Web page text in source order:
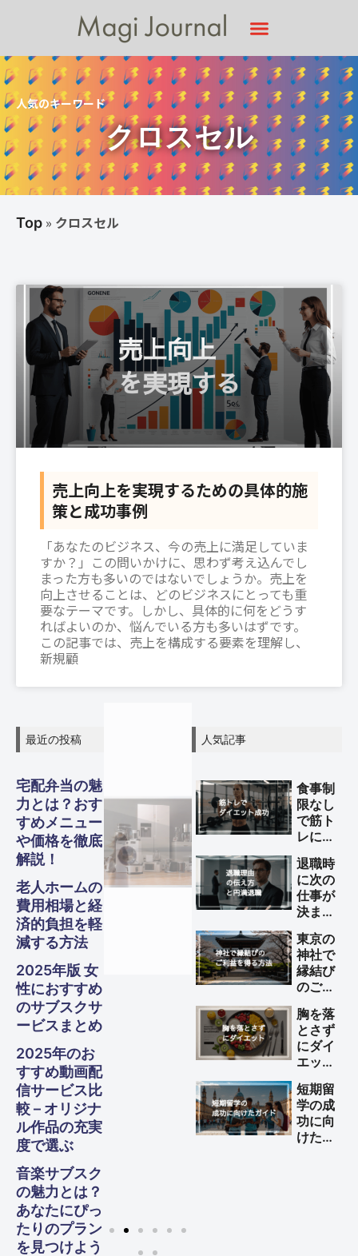
人気のキーワード
クロスセル
Top » クロスセル
売上向上を実現するための具体的施
策と成功事例
「あなたのビジネス、今の売上に満足していま
すか？」この問いかけに、思わず考え込んでし
まった方も多いのではないでしょうか。売上を
向上させることは、どのビジネスにとっても重
要なテーマです。しかし、具体的に何をどうす
ればよいのか、悩んでいる方も多いはずです。
この記事では、売上を構成する要素を理解し、
新規顧
最近の投稿
宅配弁当の魅
力とは？おす
すめメニュー
や価格を徹底
解説！
老人ホームの
費用相場と経
済的負担を軽
減する方法
2025年版 女
性におすすめ
のサブスクサ
ービスまとめ
2025年のお
すすめ動画配
信サービス比
較 – オリジナ
ル作品の充実
度で選ぶ
音楽サブスク
の魅力とは？
あなたにぴっ
たりのプラン
を見つけよう
ガジェ
ット
スピリ
チュア
ビジネ
ス
ファイ
ナンス
グル
メ・フ
旅行
Travel
美容・
健康
Other
S
ガジェ
ット
スピリ
チュア
ビジネ
ス
ファイ
ナンス
グル
メ・フ
旅行
Travel
美容・
健康
Other
S
ガジェ
ット
スピリ
チュア
ビジネ
ス
ファイ
ナンス
グル
メ・フ
旅行
Travel
美容・
健康
Other
S
人気記事
食事制
限なし
で筋ト
レによ
エット
を成功
させる
方法
退職時
に次の
仕事が
決まっ
い理由
の伝え
方と円
満退職
のため
のポイ
ント
東京の
神社で
縁結び
のご利
る方法
胸を落
とさず
にダイ
エット
法
短期留
学の成
功に向
けた完